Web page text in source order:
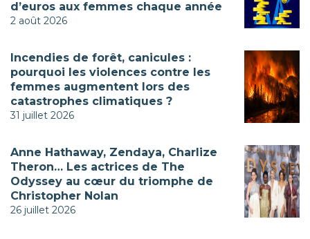
d’euros aux femmes chaque année
2 août 2026
Incendies de forêt, canicules :
pourquoi les violences contre les
femmes augmentent lors des
catastrophes climatiques ?
31 juillet 2026
Anne Hathaway, Zendaya, Charlize
Theron… Les actrices de The
Odyssey au cœur du triomphe de
Christopher Nolan
26 juillet 2026